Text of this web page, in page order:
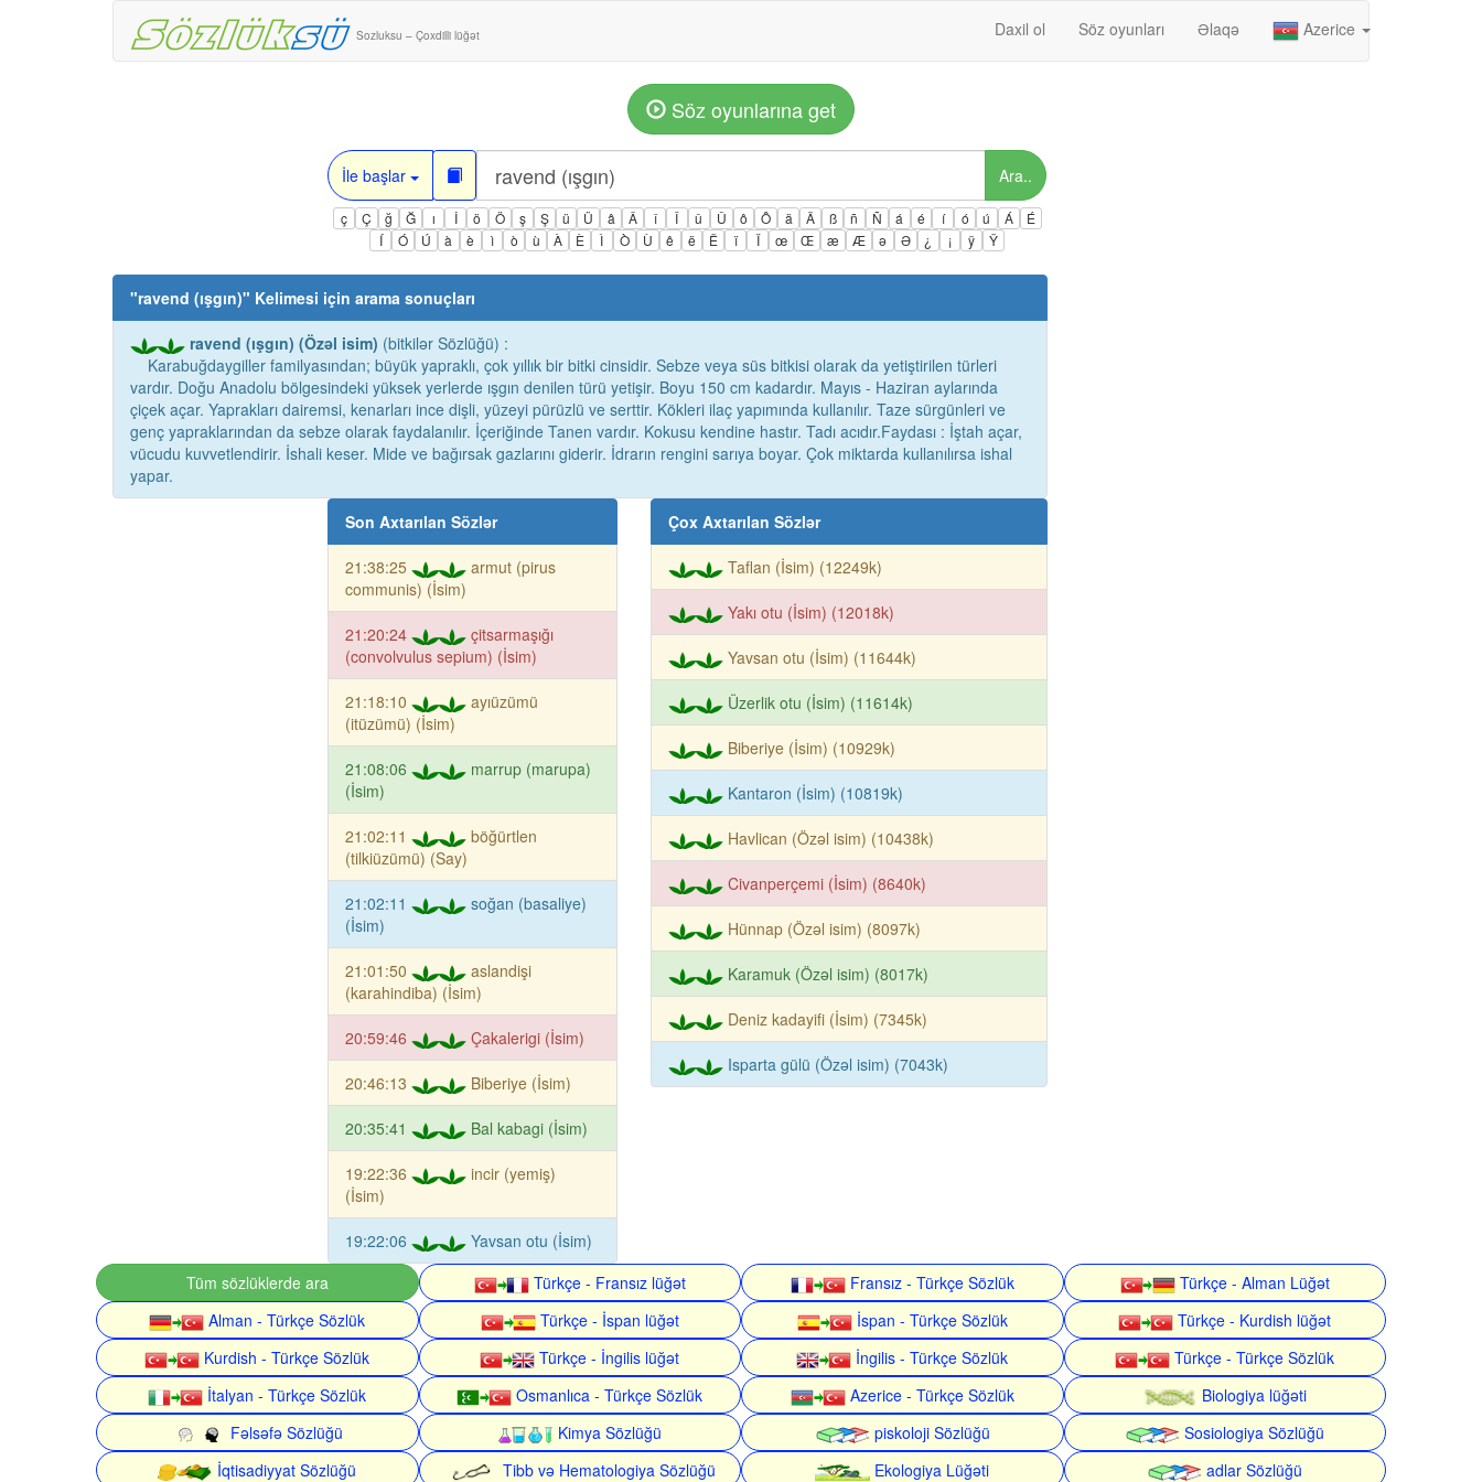
Sozluksu – Çoxdilli lüğət Daxil ol Söz oyunları Əlaqə Azerice
Söz oyunlarına get
İle başlar Ara..
ç Ç ğ Ğ ı İ ö Ö ş Ş ü Ü â Â î Î û Û ô Ô ä Ä ß ñ Ñ á é í ó ú Á
É
Í
Ó Ú à è ì ò ù À È Ì Ò Ù ê ë Ë ï Ï œ Œ æ Æ ə Ə ¿ ¡ ÿ Ÿ
"ravend (ışgın)" Kelimesi için arama sonuçları
ravend (ışgın) (Özəl isim) (bitkilər Sözlüğü) :
Karabuğdaygiller familyasından; büyük yapraklı, çok yıllık bir bitki cinsidir. Sebze veya süs bitkisi olarak da yetiştirilen türleri
vardır. Doğu Anadolu bölgesindeki yüksek yerlerde ışgın denilen türü yetişir. Boyu 150 cm kadardır. Mayıs - Haziran aylarında
çiçek açar. Yaprakları dairemsi, kenarları ince dişli, yüzeyi pürüzlü ve serttir. Kökleri ilaç yapımında kullanılır. Taze sürgünleri ve
genç yapraklarından da sebze olarak faydalanılır. İçeriğinde Tanen vardır. Kokusu kendine hastır. Tadı acıdır.Faydası : İştah açar,
vücudu kuvvetlendirir. İshali keser. Mide ve bağırsak gazlarını giderir. İdrarın rengini sarıya boyar. Çok miktarda kullanılırsa ishal
yapar.
Son Axtarılan Sözlər
21:38:25
armut (pirus
communis) (İsim)
21:20:24
çitsarmaşığı
(convolvulus sepium) (İsim)
21:18:10
ayıüzümü
(itüzümü) (İsim)
21:08:06
marrup (marupa)
(İsim)
21:02:11
böğürtlen
(tilkiüzümü) (Say)
21:02:11
soğan (basaliye)
(İsim)
21:01:50
aslandişi
(karahindiba) (İsim)
20:59:46 Çakalerigi (İsim)
20:46:13 Biberiye (İsim)
20:35:41 Bal kabagi (İsim)
19:22:36
incir (yemiş)
(İsim)
19:22:06 Yavsan otu (İsim)
Çox Axtarılan Sözlər
Taflan (İsim) (12249k)
Yakı otu (İsim) (12018k)
Yavsan otu (İsim) (11644k)
Üzerlik otu (İsim) (11614k)
Biberiye (İsim) (10929k)
Kantaron (İsim) (10819k)
Havlican (Özəl isim) (10438k)
Civanperçemi (İsim) (8640k)
Hünnap (Özəl isim) (8097k)
Karamuk (Özəl isim) (8017k)
Deniz kadayifi (İsim) (7345k)
Isparta gülü (Özəl isim) (7043k)
Tüm sözlüklerde ara Türkçe - Fransız lüğət Fransız - Türkçe Sözlük
Türkçe - Alman Lüğət
Alman - Türkçe Sözlük
Türkçe - İspan lüğət İspan - Türkçe Sözlük
Türkçe - Kurdish lüğət
Kurdish - Türkçe Sözlük
Türkçe - İngilis lüğət İngilis - Türkçe Sözlük
Türkçe - Türkçe Sözlük
İtalyan - Türkçe Sözlük
Osmanlıca - Türkçe Sözlük Azerice - Türkçe Sözlük
Biologiya lüğəti
Fəlsəfə Sözlüğü
Kimya Sözlüğü piskoloji Sözlüğü
Sosiologiya Sözlüğü
İqtisadiyyat Sözlüğü
Tibb və Hematologiya Sözlüğü Ekologiya Lüğəti adlar Sözlüğü